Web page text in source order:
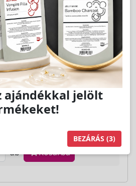
Lashes
db Kosárba
ajándékkal jelölt
BEZÁRÁS (3)